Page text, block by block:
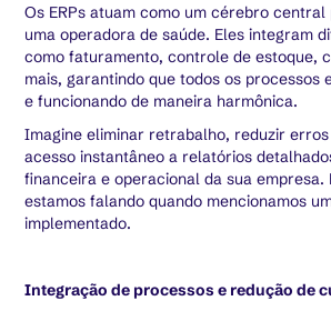
Os ERPs atuam como um cérebro
uma operadora de saúde. Eles integram
como faturamento, controle de estoque,
mais, garantindo que todos os processos
e funcionando de maneira harmônica.
Imagine eliminar retrabalho, reduzir
acesso instantâneo a relatórios
financeira e operacional da sua empresa.
estamos falando quando mencionamos
implementado.
Integração de processos e redução de